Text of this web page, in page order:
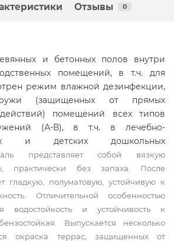
Отзывы 0
и бетонных полов внутри
помещений, в т.ч. для
режим влажной дезинфекции,
(защищенных от прямых
помещений всех типов
(А-В), в т.ч. в лечебно-
и детских дошкольных
представляет собой вязкую
практически без запаха. После
гладкую, полуматовую, устойчивую к
Отличительной особенностью
водостойкость и устойчивость к
Выпускается несколько
окраска террас, защищенных от